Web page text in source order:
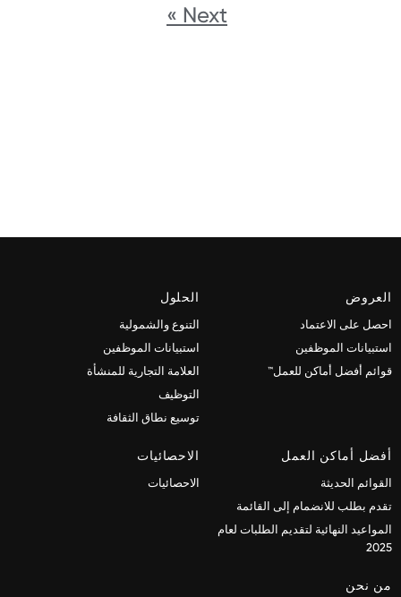
Next »
العروض
احصل على الاعتماد
استبيانات الموظفين
قوائم أفضل أماكن للعمل™
الحلول
التنوع والشمولية
استبيانات الموظفين
العلامة التجارية للمنشأة
التوظيف
توسيع نطاق الثقافة
أفضل أماكن العمل
القوائم الحديثة
تقدم بطلب للانضمام إلى القائمة
المواعيد النهائية لتقديم الطلبات لعام
2025
الاحصائيات
الاحصائيات
من نحن